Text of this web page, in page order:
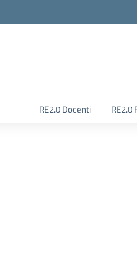
RE2.0 Docenti RE2.0